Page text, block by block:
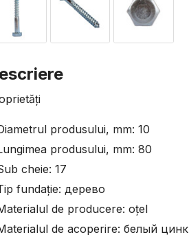
produsului, mm: 10
produsului, mm: 80
cheiе: 17
fundație: дерево
de producere: оțel
de acoperire: белый цинк